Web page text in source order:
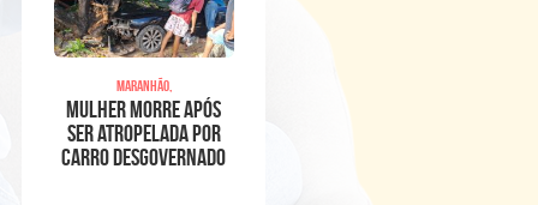
Maranhão,
Mulher morre após
ser atropelada por
carro desgovernado